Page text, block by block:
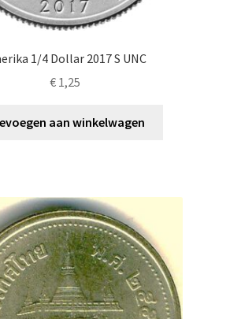
1/4 Dollar 2017 S UNC
€1,25
aan winkelwagen